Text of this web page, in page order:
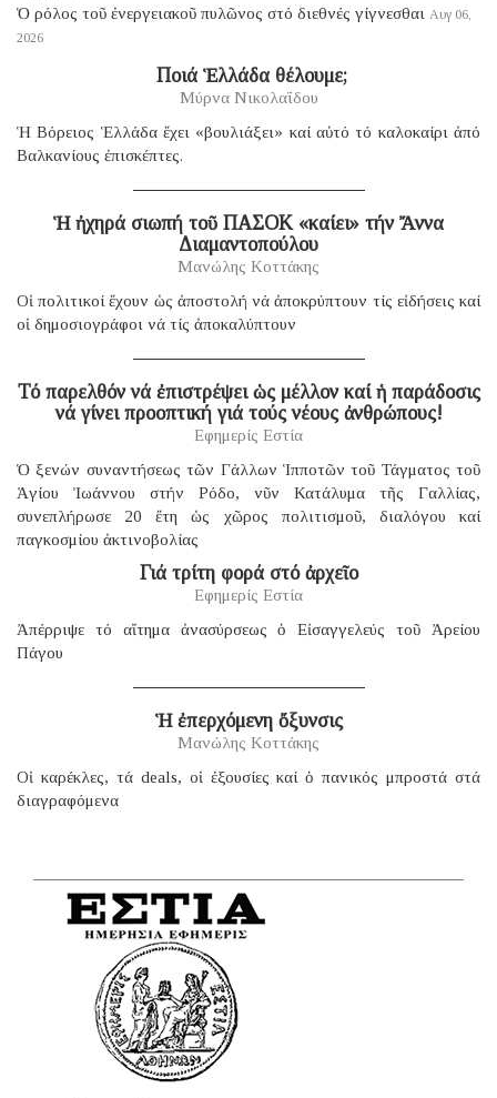
Ὁ ρόλος τοῦ ἐνεργειακοῦ πυλῶνος στό διεθνές γίγνεσθαι Αυγ 06,
2026
​ Ποιά Ἑλλάδα θέλουμε;
Μύρνα Νικολαΐδου
Ἡ Βόρειος Ἑλλάδα ἔχει «βουλιάξει» καί αὐτό τό καλοκαίρι ἀπό
Βαλκανίους ἐπισκέπτες.
Ἡ ἠχηρά σιωπή τοῦ ΠΑΣΟΚ «καίει» τήν Ἄννα
Διαμαντοπούλου
Μανώλης Κοττάκης
Οἱ πολιτικοί ἔχουν ὡς ἀποστολή νά ἀποκρύπτουν τίς εἰδήσεις καί
οἱ δημοσιογράφοι νά τίς ἀποκαλύπτουν
Τό παρελθόν νά ἐπιστρέψει ὡς μέλλον καί ἡ παράδοσις
νά γίνει προοπτική γιά τούς νέους ἀνθρώπους!
Εφημερίς Εστία
Ὁ ξενών συναντήσεως τῶν Γάλλων Ἱπποτῶν τοῦ Τάγματος τοῦ
Ἁγίου Ἰωάννου στήν Ρόδο, νῦν Κατάλυμα τῆς Γαλλίας,
συνεπλήρωσε 20 ἔτη ὡς χῶρος πολιτισμοῦ, διαλόγου καί
παγκοσμίου ἀκτινοβολίας
Γιά τρίτη φορά στό ἀρχεῖο
Εφημερίς Εστία
Ἀπέρριψε τό αἴτημα ἀνασύρσεως ὁ Εἰσαγγελεύς τοῦ Ἀρείου
Πάγου
Ἡ ἐπερχόμενη ὄξυνσις
Μανώλης Κοττάκης
Οἱ καρέκλες, τά deals, οἱ ἐξουσίες καί ὁ πανικός μπροστά στά
διαγραφόμενα